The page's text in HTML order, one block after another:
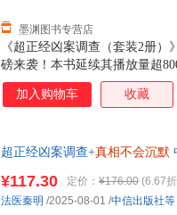
《超正经凶案调查（套装2册
磅来袭！本书延续其播放量超
视角，层层剖析并延伸案件细
快感！◆ 谣言的天敌是思考，
刑侦与法医类干货。秦明在每
与第1季“都市篇”不同，“山海
案侦查。野外痕迹更易消失、
墨渊图书专营店
加入购物车 收藏
超正经凶案调查+真相不会沉默
¥117.30 定价： ¥176.00 (6.67
法医秦明 /2025-08-01 /中信出版社等